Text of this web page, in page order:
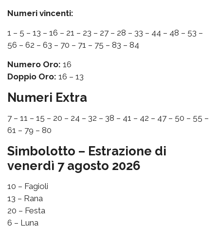
Numeri vincenti:
1 – 5 – 13 – 16 – 21 – 23 – 27 – 28 – 33 – 44 – 48 – 53 –
56 – 62 – 63 – 70 – 71 – 75 – 83 – 84
Numero Oro: 16
Doppio Oro: 16 – 13
Numeri Extra
7 – 11 – 15 – 20 – 24 – 32 – 38 – 41 – 42 – 47 – 50 – 55 –
61 – 79 – 80
Simbolotto – Estrazione di
venerdì 7 agosto 2026
10 – Fagioli
13 – Rana
20 – Festa
6 – Luna